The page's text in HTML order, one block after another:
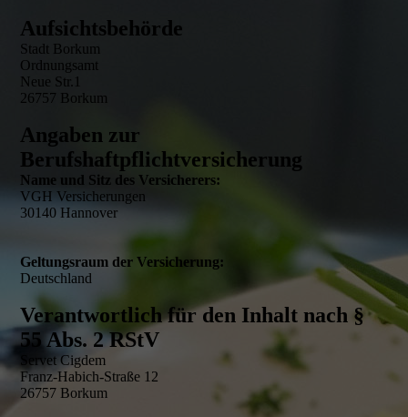
Aufsichtsbehörde
Stadt Borkum
Ordnungsamt
Neue Str.1
26757 Borkum
Angaben zur
Berufshaftpflichtversicherung
Name und Sitz des Versicherers:
VGH Versicherungen
30140 Hannover
Geltungsraum der Versicherung:
Deutschland
Verantwortlich für den Inhalt nach §
55 Abs. 2 RStV
Servet Cigdem
Franz-Habich-Straße 12
26757 Borkum